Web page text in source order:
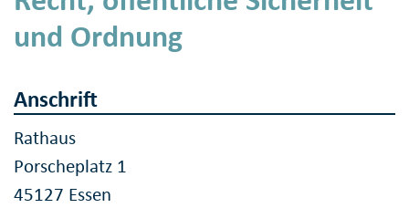
und Ordnung
Anschrift
Rathaus
Porscheplatz 1
45127 Essen